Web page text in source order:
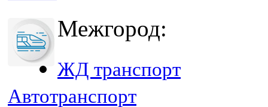
Межгород:
ЖД транспорт
Автотранспорт